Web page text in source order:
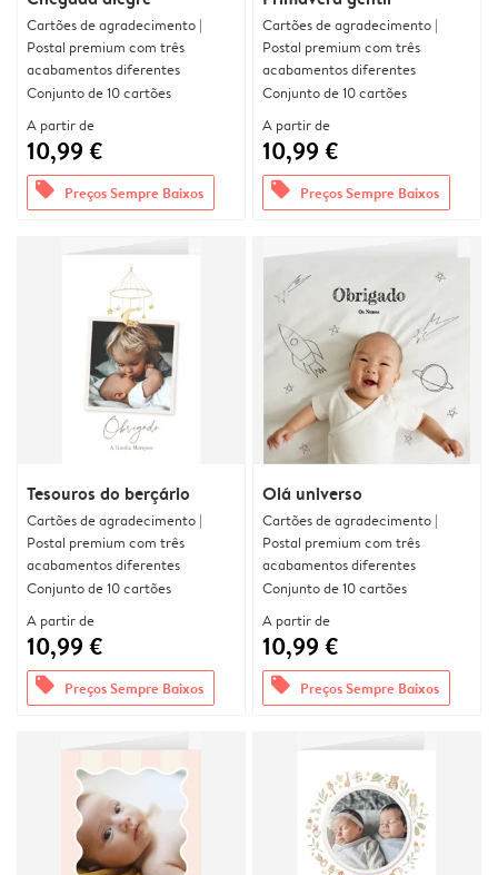
Cartões de agradecimento |
Postal premium com três
acabamentos diferentes
Conjunto de 10 cartões
A partir de
10,99 €
offers Preços Sempre Baixos
Cartões de agradecimento |
Postal premium com três
acabamentos diferentes
Conjunto de 10 cartões
A partir de
10,99 €
offers Preços Sempre Baixos
Tesouros do berçário
Cartões de agradecimento |
Postal premium com três
acabamentos diferentes
Conjunto de 10 cartões
A partir de
10,99 €
offers Preços Sempre Baixos
Olá universo
Cartões de agradecimento |
Postal premium com três
acabamentos diferentes
Conjunto de 10 cartões
A partir de
10,99 €
offers Preços Sempre Baixos